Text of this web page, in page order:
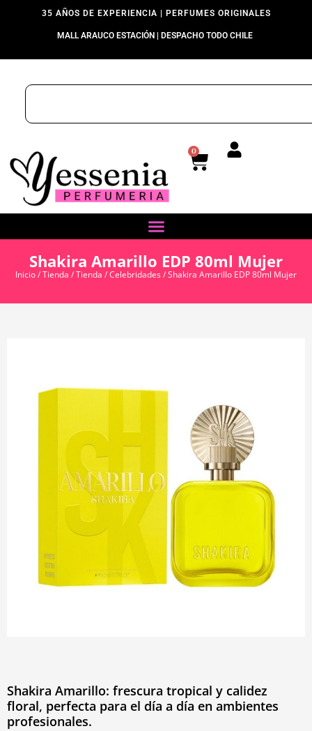
35 AÑOS DE EXPERIENCIA | PERFUMES ORIGINALES
MALL ARAUCO ESTACIÓN | DESPACHO TODO CHILE
0
Shakira Amarillo EDP 80ml Mujer
Inicio/Tienda /Tienda /Celebridades/ Shakira Amarillo EDP 80ml Mujer
Shakira Amarillo: frescura tropical y calidez
floral, perfecta para el día a día en ambientes
profesionales.